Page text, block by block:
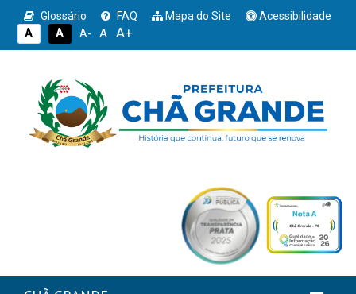
Glossário FAQ Mapa do Site
Acessibilidade
A
A A- A A+